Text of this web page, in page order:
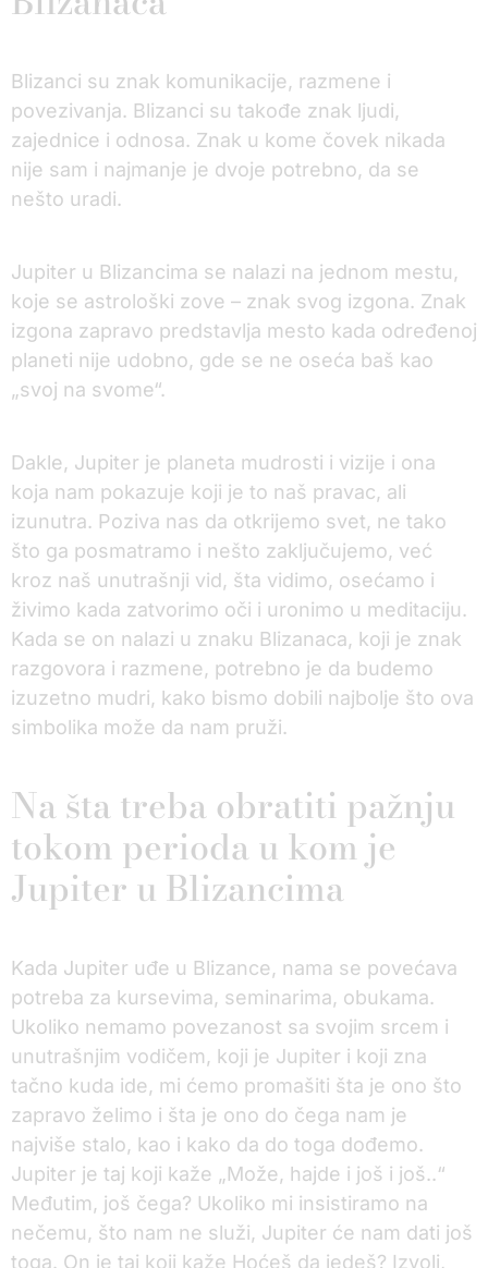
Blizanci su znak komunikacije, razmene i
povezivanja. Blizanci su takođe znak ljudi,
zajednice i odnosa. Znak u kome čovek nikada
nije sam i najmanje je dvoje potrebno, da se
nešto uradi.
Jupiter u Blizancima se nalazi na jednom mestu,
koje se astrološki zove – znak svog izgona. Znak
izgona zapravo predstavlja mesto kada određenoj
planeti nije udobno, gde se ne oseća baš kao
„svoj na svome“.
Dakle, Jupiter je planeta mudrosti i vizije i ona
koja nam pokazuje koji je to naš pravac, ali
izunutra. Poziva nas da otkrijemo svet, ne tako
što ga posmatramo i nešto zaključujemo, već
kroz naš unutrašnji vid, šta vidimo, osećamo i
živimo kada zatvorimo oči i uronimo u meditaciju.
Kada se on nalazi u znaku Blizanaca, koji je znak
razgovora i razmene, potrebno je da budemo
izuzetno mudri, kako bismo dobili najbolje što ova
simbolika može da nam pruži.
Na šta treba obratiti pažnju
tokom perioda u kom je
Jupiter u Blizancima
Kada Jupiter uđe u Blizance, nama se povećava
potreba za kursevima, seminarima, obukama.
Ukoliko nemamo povezanost sa svojim srcem i
unutrašnjim vodičem, koji je Jupiter i koji zna
tačno kuda ide, mi ćemo promašiti šta je ono što
zapravo želimo i šta je ono do čega nam je
najviše stalo, kao i kako da do toga dođemo.
Jupiter je taj koji kaže „Može, hajde i još i još..“
Međutim, još čega? Ukoliko mi insistiramo na
nečemu, što nam ne služi, Jupiter će nam dati još
toga. On je taj koji kaže Hoćeš da jedeš? Izvoli,